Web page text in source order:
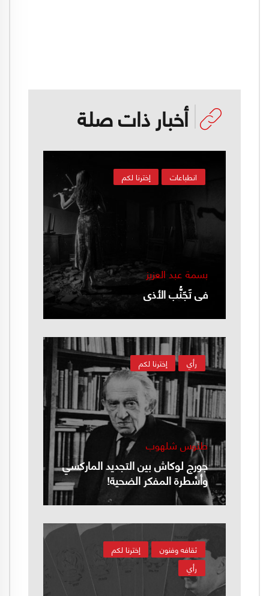
أخبار ذات صلة
إخترنا لكم انطباعات
بسمة عبد العزيز
في تَجَنُّب الأذى
إخترنا لكم رأي
طنوس شلهوب
جورج لوكاش بين التجديد الماركسي
وأسْطرة المفكر الضحية!
إخترنا لكم
ثقافه وفنون
رأي